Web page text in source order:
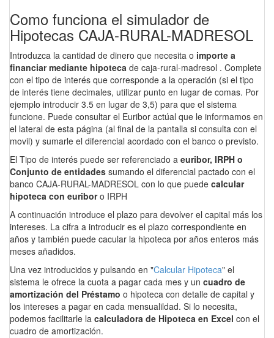
Como funciona el simulador de
Hipotecas CAJA-RURAL-MADRESOL
Introduzca la cantidad de dinero que necesita o importe a
financiar mediante hipoteca de caja-rural-madresol . Complete
con el tipo de interés que corresponde a la operación (si el tipo
de interés tiene decimales, utilizar punto en lugar de comas. Por
ejemplo introducir 3.5 en lugar de 3,5) para que el sistema
funcione. Puede consultar el Euribor actúal que le informamos en
el lateral de esta página (al final de la pantalla si consulta con el
movil) y sumarle el diferencial acordado con el banco o previsto.
El Tipo de interés puede ser referenciado a euribor, IRPH o
Conjunto de entidades sumando el diferencial pactado con el
banco CAJA-RURAL-MADRESOL con lo que puede calcular
hipoteca con euriboro IRPH
A continuación introduce el plazo para devolver el capital más los
intereses. La cifra a introducir es el plazo correspondiente en
años y también puede cacular la hipoteca por años enteros más
meses añadidos.
Una vez introducidos y pulsando en "Calcular Hipoteca" el
sistema le ofrece la cuota a pagar cada mes y un cuadro de
amortización del Préstamo o hipoteca con detalle de capital y
los intereses a pagar en cada mensualildad. Si lo necesita,
podemos facilitarle la calculadora de Hipoteca en Excel con el
cuadro de amortización.